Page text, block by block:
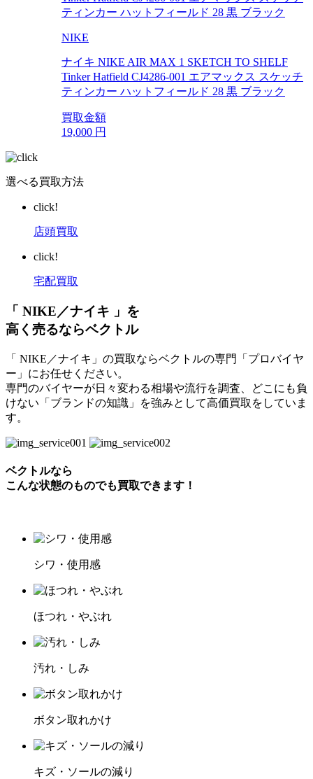
NIKE
ナイキ NIKE AIR MAX 1 SKETCH TO SHELF
Tinker Hatfield CJ4286-001 エアマックス スケッチ
ティンカー ハットフィールド 28 黒 ブラック
買取金額
19,000 円
選べる買取方法
click!
店頭買取
click!
宅配買取
「 NIKE／ナイキ 」を
高く売るならベクトル
「 NIKE／ナイキ」の買取ならベクトルの専門「プロバイヤ
ー」にお任せください。
専門のバイヤーが日々変わる相場や流行を調査、どこにも負
けない「ブランドの知識」を強みとして高価買取をしていま
す。
ベクトルなら
こんな状態のものでも買取できます！
シワ・使用感
ほつれ・やぶれ
汚れ・しみ
ボタン取れかけ
キズ・ソールの減り